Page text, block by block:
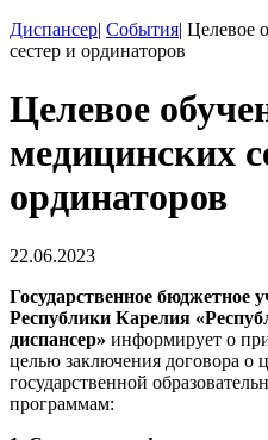
Вы здесь
Диспансер| События| Целевое
сестер и ординаторов
Целевое
медицинских
ординаторов
22.06.2023
Государственное бюджетное
Республики Карелия
диспансер» информирует о
целью заключения договора о
государственной
программам: